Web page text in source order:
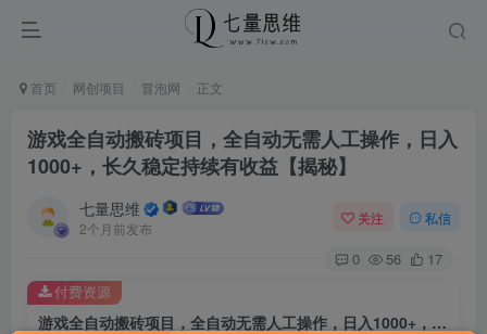
首页 网创项目 冒泡网 正文
游戏全自动搬砖项目，全自动无需人工操作，日入
1000+，长久稳定持续有收益【揭秘】
七量思维
2个月前发布
关注 私信
0 56 17
游戏全自动搬砖项目，全自动无需人工操作，日入1000+，长久稳定持续有收益【揭秘】
付费资源